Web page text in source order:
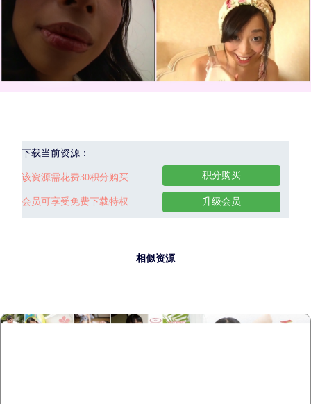
下载当前资源：
该资源需花费30积分购买
会员可享受免费下载特权
积分购买
升级会员
相似资源